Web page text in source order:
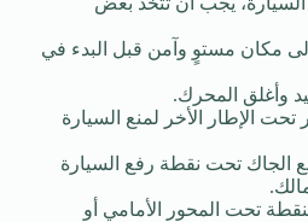
مكان مستوٍ وآمن قبل البدء في
وأغلق المحرك.
الإطار الأخر لمنع السيارة
الجاك تحت نقطة رفع السيارة
تحت المحور الأمامي أو